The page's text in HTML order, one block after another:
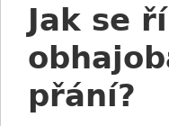
Jak se
přání?